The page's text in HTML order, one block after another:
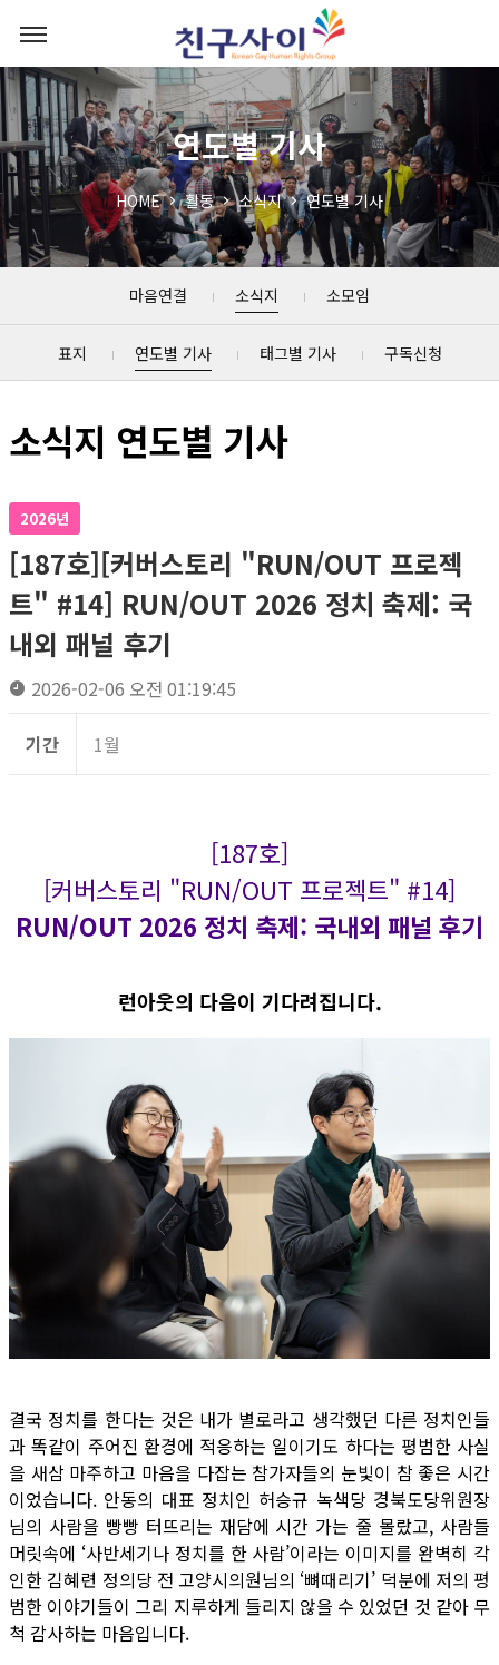
연도별 기사
HOME 활동 소식지 연도별 기사
마음연결 소식지 소모임
표지 연도별 기사 태그별 기사 구독신청
소식지 연도별 기사
2026년
[187호][커버스토리 "RUN/OUT 프로젝
트" #14] RUN/OUT 2026 정치 축제: 국
내외 패널 후기
2026-02-06 오전 01:19:45
기간 1월
[187호]
[커버스토리 "RUN/OUT 프로젝트" #14]
RUN/OUT 2026 정치 축제: 국내외 패널 후기
런아웃의 다음이 기다려집니다.
결국 정치를 한다는 것은 내가 별로라고 생각했던 다른 정치인들
과 똑같이 주어진 환경에 적응하는 일이기도 하다는 평범한 사실
을 새삼 마주하고 마음을 다잡는 참가자들의 눈빛이 참 좋은 시간
이었습니다. 안동의 대표 정치인 허승규 녹색당 경북도당위원장
님의 사람을 빵빵 터뜨리는 재담에 시간 가는 줄 몰랐고, 사람들
머릿속에 ‘사반세기나 정치를 한 사람’이라는 이미지를 완벽히 각
인한 김혜련 정의당 전 고양시의원님의 ‘뼈때리기’ 덕분에 저의 평
범한 이야기들이 그리 지루하게 들리지 않을 수 있었던 것 같아 무
척 감사하는 마음입니다.